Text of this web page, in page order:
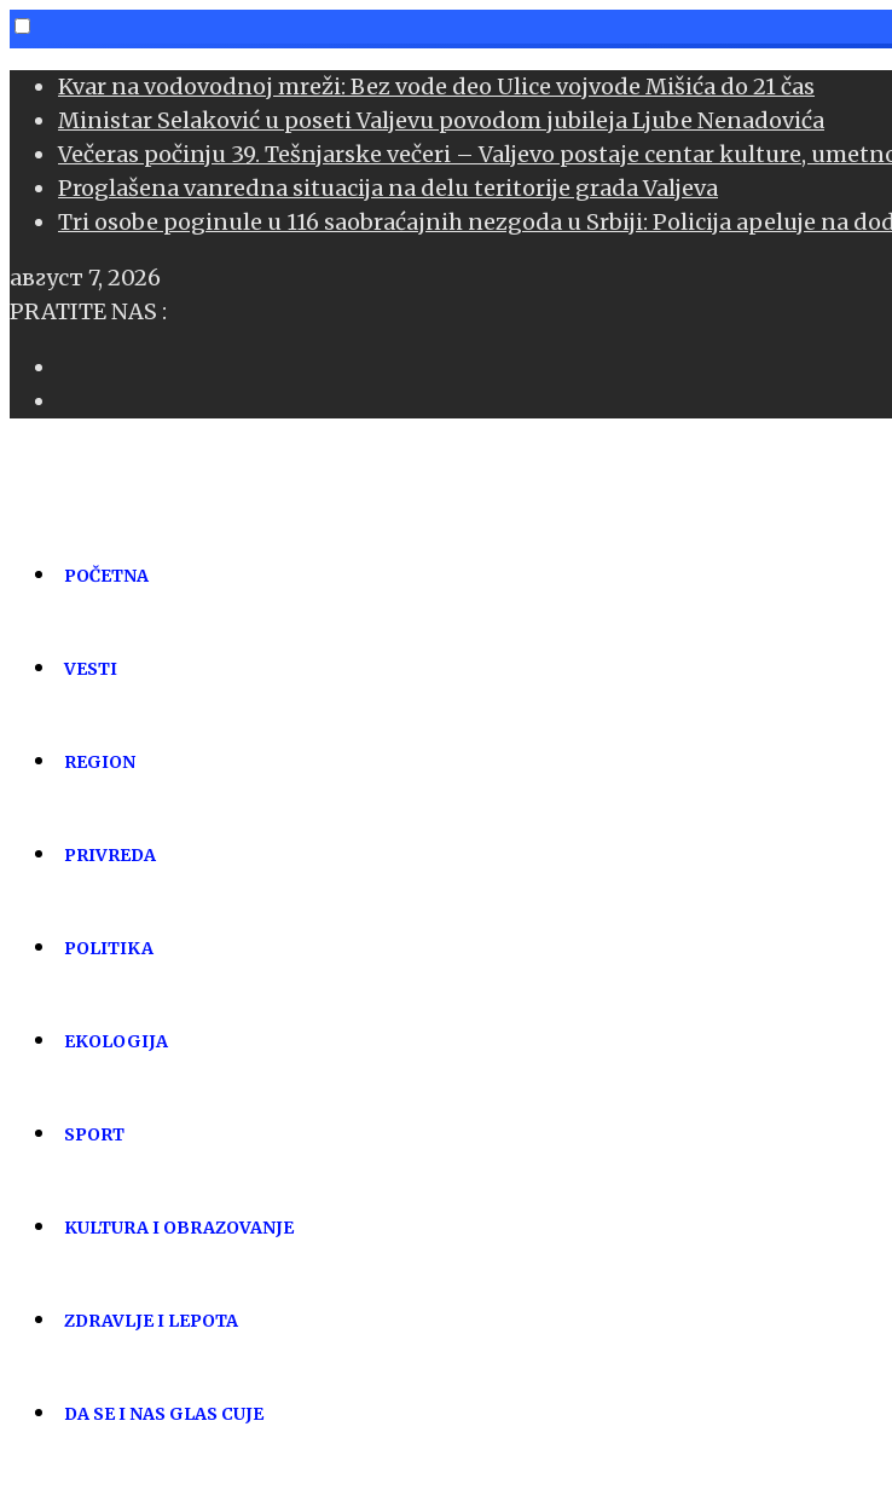
Skip
content
Kvar na vodovodnoj mreži: Bez vode deo Ulice vojvode Mišića do 21 čas
Ministar Selaković u poseti Valjevu povodom jubileja Ljube Nenadovića
Večeras počinju 39. Tešnjarske večeri – Valjevo postaje centar kulture,
Proglašena vanredna situacija na delu teritorije grada Valjeva
Tri osobe poginule u 116 saobraćajnih nezgoda u Srbiji: Policija apeluje na
август 7, 2026
PRATITE NAS :
POČETNA
VESTI
REGION
PRIVREDA
POLITIKA
EKOLOGIJA
SPORT
KULTURA I OBRAZOVANJE
ZDRAVLJE I LEPOTA
DA SE I NAS GLAS CUJE